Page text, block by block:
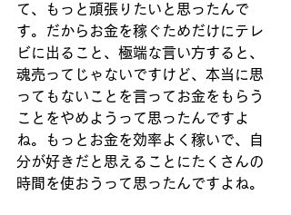
て、もっと頑張りたいと思ったんで
す。だからお金を稼ぐためだけにテレ
ビに出ること、極端な言い方すると、
魂売ってじゃないですけど、本当に思
ってもないことを言ってお金をもらう
ことをやめようって思ったんですよ
ね。もっとお金を効率よく稼いで、自
分が好きだと思えることにたくさんの
時間を使おうって思ったんですよね。